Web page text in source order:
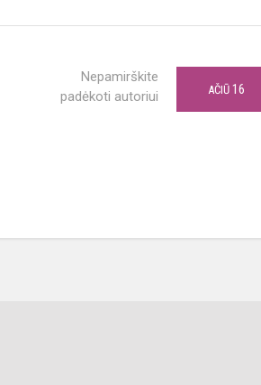
Nepamirškite
padėkoti autoriui
AČIŪ 16